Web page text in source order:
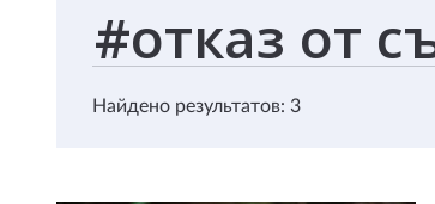
Найдено результатов: 3